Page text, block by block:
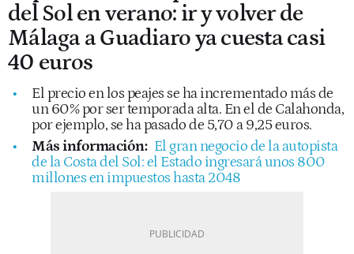
del Sol en verano: ir y volver de
Málaga a Guadiaro ya cuesta casi
40 euros
El precio en los peajes se ha incrementado más de
un 60% por ser temporada alta. En el de Calahonda,
por ejemplo, se ha pasado de 5,70 a 9,25 euros.
Más información: El gran negocio de la autopista
de la Costa del Sol: el Estado ingresará unos 800
millones en impuestos hasta 2048